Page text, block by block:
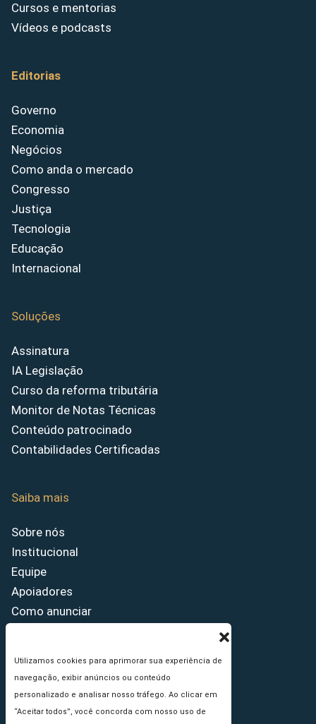
Utilizamos cookies para aprimorar sua experiência de
navegação, exibir anúncios ou conteúdo
personalizado e analisar nosso tráfego. Ao clicar em
“Aceitar todos”, você concorda com nosso uso de
Cursos e mentorias
Vídeos e podcasts
Editorias
Governo
Economia
Negócios
Como anda o mercado
Congresso
Justiça
Tecnologia
Educação
Internacional
Soluções
Assinatura
IA Legislação
Curso da reforma tributária
Monitor de Notas Técnicas
Conteúdo patrocinado
Contabilidades Certificadas
Saiba mais
Sobre nós
Institucional
Equipe
Apoiadores
Como anunciar
Princípios Editoriais